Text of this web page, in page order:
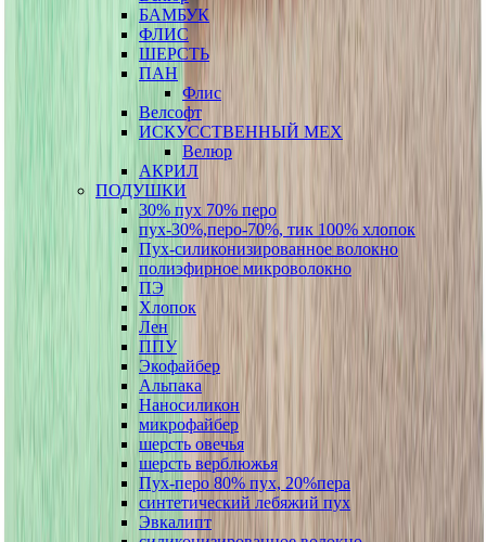
БАМБУК
ФЛИС
ШЕРСТЬ
ПАН
Флис
Велсофт
ИСКУССТВЕННЫЙ МЕХ
Велюр
АКРИЛ
ПОДУШКИ
30% пух 70% перо
пух-30%,перо-70%, тик 100% хлопок
Пух-силиконизированное волокно
полиэфирное микроволокно
ПЭ
Хлопок
Лен
ППУ
Экофайбер
Альпака
Наносиликон
микрофайбер
шерсть овечья
шерсть верблюжья
Пух-перо 80% пух, 20%пера
синтетический лебяжий пух
Эвкалипт